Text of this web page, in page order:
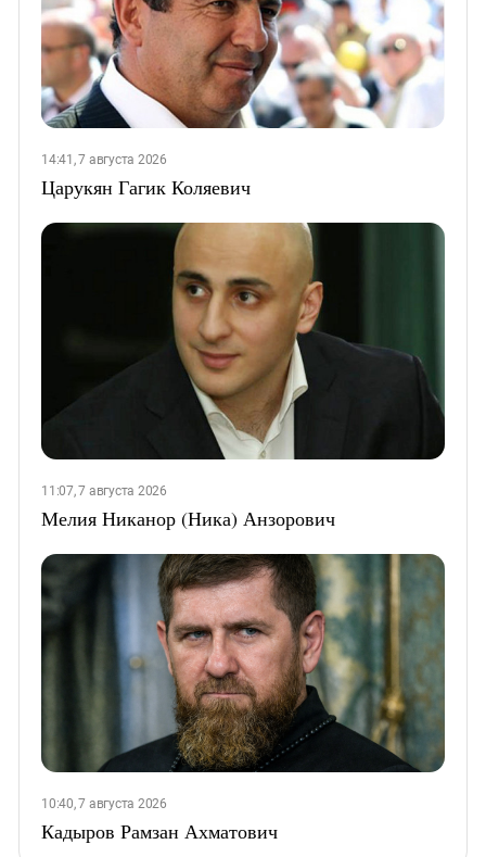
14:41, 7 августа 2026
Царукян Гагик Коляевич
11:07, 7 августа 2026
Мелия Никанор (Ника) Анзорович
10:40, 7 августа 2026
Кадыров Рамзан Ахматович